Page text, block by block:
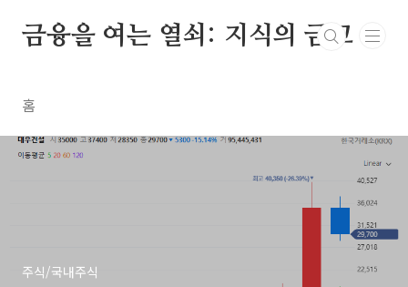
금융을 여는 열쇠: 지식의 금고
홈
주식/국내주식